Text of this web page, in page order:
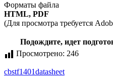
Форматы файла
HTML, PDF
(Для просмотра требуется
Подождите, идет
Просмотрено: 246
cbstf1401datasheet